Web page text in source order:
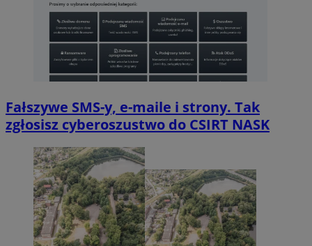
Fałszywe SMS-y, e-maile i strony. Tak
zgłosisz cyberoszustwo do CSIRT NASK